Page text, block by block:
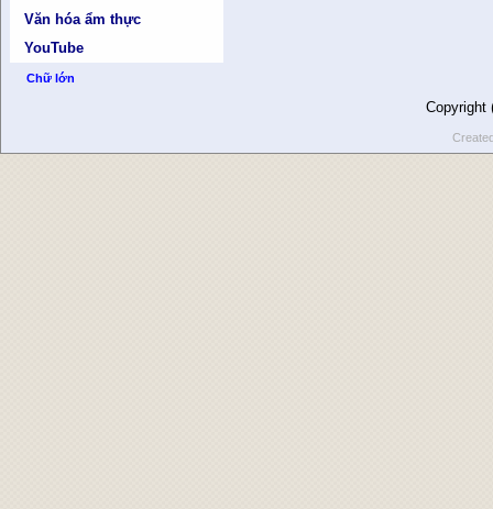
Văn hóa ẩm thực
YouTube
Chữ lớn
Copyright